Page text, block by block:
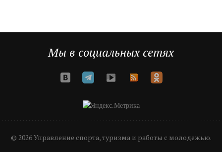
Мы в социальных сетях
© 2026 Управление спорта, туризма и работы с молодежью.